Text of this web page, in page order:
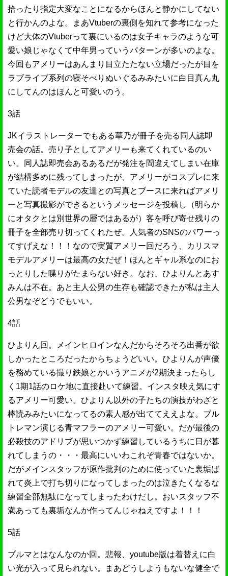
拾ったり指定大変なことになるからほんと静かにしてない
と行かんのよな。まあVtuberの裏側を知れて参考になった
けど大体のVtuberって裏にいるのは女子キャラのような可
愛い娘じゃなくて中年男っていうパターンが多いのよな。
今回もアメリーはあんまり目立たたない立場だったが目を
ラブライブ系列の寝そべりぬいぐるみみたいに白目真ん丸
にしてんのはほんと可愛いのう。
3話
JKイラストレーターでもある華乃が冊子を売る同人誌即
売会の話。売り子としてアメリーも来てくれているのい
い。同人誌即売会あるあるだが発注を間違えてしまい在庫
が結構多めに残ってしまったが、アメリーがコスプレに来
ていた読者モデルの友達との写真とブースに来ればアメリ
ーと写真撮影ができるというメッセージを投稿し（明らか
にオタクとは別世界の層ではあるが）客を呼び寄せ残りの
冊子を全部売り切ってくれたぜ。人気者のSNSのパワーっ
てすげえな！！！なので実質アメリー回だろう、カリスマ
モデルアメリーは最高の女だぜ！ほんとギャル系なのにお
っとりした喋りがたまらない好き。なお、ひよりんとあす
みんは不在。あと主人公男の生存も確認できたが私は主人
公男なぞどうでもいい。
4話
ひよりん回。メインヒロインなんだからそろそろ出番が欲
しかったところだったからちょうどいい。ひよりんが声優
を務めている撮り鉄娘とかいうアニメが2期決まったらし
く1期1話のロケ地に直接赴いて練習。インスタ映え気にす
るアメリー可愛い。ひよりん以外の子たちの演技がわざと
棒読みみたいになってるの素人感が出ててええよな。ブル
トレマン演じる青マフラーのアメリー可愛い。だが最後の
必殺技のアドリブが思いつかず練習しているうちに日が暮
れてしまうの・・・最高にいいわこれぞ青春ではないか。
だがメインスタッフが原作批判のために使っていた裏垢ば
れて炎上で打ち切りになってしまったのは泣きたくなるな
練習全部無駄になってしまったわけだし。おいスタッフ不
満あっても裏垢なんか作ってんじゃねえですよ！！！
5話
ブルマとはなんなのか回。悲報、youtube版は着替えに白
い光が入って見られない。まあどうしようもないな健全で